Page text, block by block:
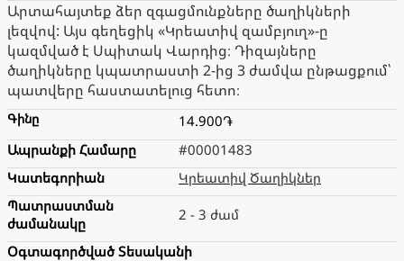
Արտահայտեք ձեր զգացմունքները ծաղիկների
լեզվով: Այս գեղեցիկ «Կրեատիվ զամբյուղ»-ը
կազմված է Սպիտակ Վարդից։ Դիզայները
ծաղիկները կպատրաստի 2-ից 3 ժամվա ընթացքում՝
պատվերը հաստատելուց հետո։
Գինը
14.900֏
Ապրանքի Համարը
#00001483
Կատեգորիան
Կրեատիվ Ծաղիկներ
Պատրաստման
ժամանակը
2 - 3 ժամ
Օգտագործված Տեսականի